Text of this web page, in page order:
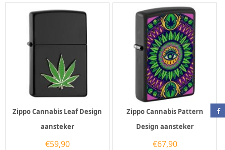
voorzijde een...
een matt...
Zippo Cannabis Leaf Design
aansteker
€59,90
Zippo Cannabis Pattern
Design aansteker
€67,90